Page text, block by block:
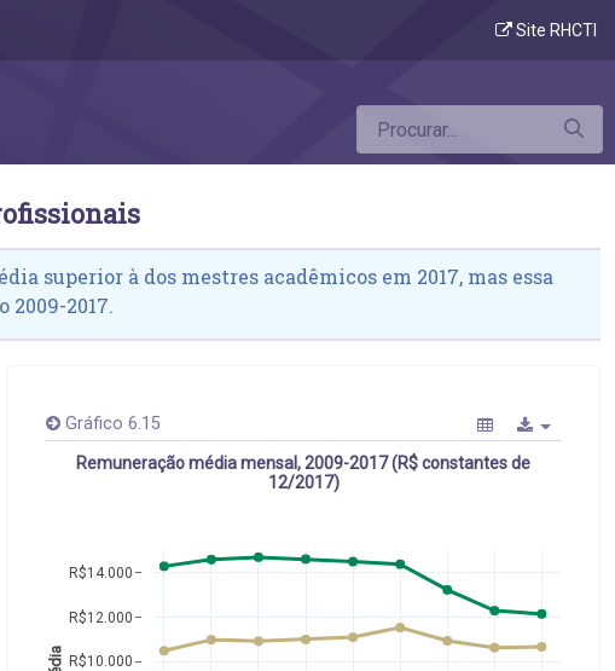
acadêmicos e profissionais Site RHCTI
superior à dos mestres acadêmicos em 2017, mas essa
2017.
Gráfico 6.15
Remuneração média mensal, 2009-2017 (R$ constantes de
12/2017)
R$10.000
R$12.000
R$14.000